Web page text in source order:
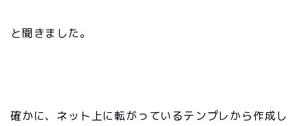
と聞きました。
確かに、ネット上に転がっているテンプレから作成し